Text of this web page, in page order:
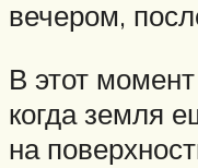
вечером,
В этот
когда земля
на